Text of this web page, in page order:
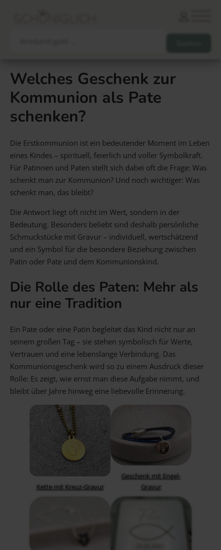
Armbänder
Partnerarmbänder
Ketten und Anhänger
Damen Herren Paare Freunde
Kinder
Allergiker
Trauernde Unternehmen mehr…
Die schönsten Gravuren
Gravur Designer – so geht’s
FAQ Häufig gestellte Fragen
Schneller Versand
Welches Geschenk zur
Kommunion als Pate
schenken?
Die Erstkommunion ist ein bedeutender Moment im Leben
eines Kindes – spirituell, feierlich und voller Symbolkraft.
Für Patinnen und Paten stellt sich dabei oft die Frage: Was
schenkt man zur Kommunion? Und noch wichtiger: Was
schenkt man, das bleibt?
Die Antwort liegt oft nicht im Wert, sondern in der
Bedeutung. Besonders beliebt sind deshalb persönliche
Schmuckstücke mit Gravur – individuell, wertschätzend
und ein Symbol für die besondere Beziehung zwischen
Patin oder Pate und dem Kommunionskind.
Die Rolle des Paten: Mehr als
nur eine Tradition
Ein Pate oder eine Patin begleitet das Kind nicht nur an
seinem großen Tag – sie stehen symbolisch für Werte,
Vertrauen und eine lebenslange Verbindung. Das
Kommunionsgeschenk wird so zu einem Ausdruck dieser
Rolle: Es zeigt, wie ernst man diese Aufgabe nimmt, und
bleibt über Jahre hinweg eine liebevolle Erinnerung.
Kette mit Kreuz-Gravur
Geschenk mit Engel-
Gravur